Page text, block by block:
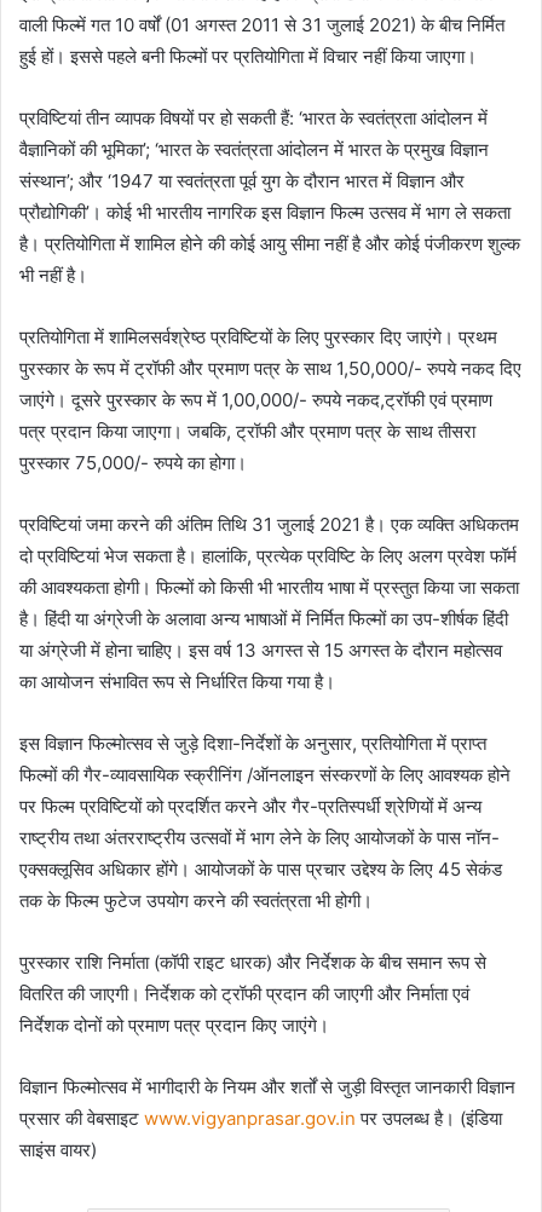
वाली फिल्में गत 10 वर्षों (01 अगस्त 2011 से 31 जुलाई 2021) के बीच निर्मित
हुई हों। इससे पहले बनी फिल्मों पर प्रतियोगिता में विचार नहीं किया जाएगा।
प्रविष्टियां तीन व्यापक विषयों पर हो सकती हैं: ‘भारत के स्वतंत्रता आंदोलन में
वैज्ञानिकों की भूमिका’; ‘भारत के स्वतंत्रता आंदोलन में भारत के प्रमुख विज्ञान
संस्थान’; और ‘1947 या स्वतंत्रता पूर्व युग के दौरान भारत में विज्ञान और
प्रौद्योगिकी’। कोई भी भारतीय नागरिक इस विज्ञान फिल्म उत्सव में भाग ले सकता
है। प्रतियोगिता में शामिल होने की कोई आयु सीमा नहीं है और कोई पंजीकरण शुल्क
भी नहीं है।
प्रतियोगिता में शामिलसर्वश्रेष्ठ प्रविष्टियों के लिए पुरस्कार दिए जाएंगे। प्रथम
पुरस्कार के रूप में ट्रॉफी और प्रमाण पत्र के साथ 1,50,000/- रुपये नकद दिए
जाएंगे। दूसरे पुरस्कार के रूप में 1,00,000/- रुपये नकद,ट्रॉफी एवं प्रमाण
पत्र प्रदान किया जाएगा। जबकि, ट्रॉफी और प्रमाण पत्र के साथ तीसरा
पुरस्कार 75,000/- रुपये का होगा।
प्रविष्टियां जमा करने की अंतिम तिथि 31 जुलाई 2021 है। एक व्यक्ति अधिकतम
दो प्रविष्टियां भेज सकता है। हालांकि, प्रत्येक प्रविष्टि के लिए अलग प्रवेश फॉर्म
की आवश्यकता होगी। फिल्मों को किसी भी भारतीय भाषा में प्रस्तुत किया जा सकता
है। हिंदी या अंग्रेजी के अलावा अन्य भाषाओं में निर्मित फिल्मों का उप-शीर्षक हिंदी
या अंग्रेजी में होना चाहिए। इस वर्ष 13 अगस्त से 15 अगस्त के दौरान महोत्सव
का आयोजन संभावित रूप से निर्धारित किया गया है।
इस विज्ञान फिल्मोत्सव से जुड़े दिशा-निर्देशों के अनुसार, प्रतियोगिता में प्राप्त
फिल्मों की गैर-व्यावसायिक स्क्रीनिंग /ऑनलाइन संस्करणों के लिए आवश्यक होने
पर फिल्म प्रविष्टियों को प्रदर्शित करने और गैर-प्रतिस्पर्धी श्रेणियों में अन्य
राष्ट्रीय तथा अंतरराष्ट्रीय उत्सवों में भाग लेने के लिए आयोजकों के पास नॉन-
एक्सक्लूसिव अधिकार होंगे। आयोजकों के पास प्रचार उद्देश्य के लिए 45 सेकंड
तक के फिल्म फुटेज उपयोग करने की स्वतंत्रता भी होगी।
पुरस्कार राशि निर्माता (कॉपी राइट धारक) और निर्देशक के बीच समान रूप से
वितरित की जाएगी। निर्देशक को ट्रॉफी प्रदान की जाएगी और निर्माता एवं
निर्देशक दोनों को प्रमाण पत्र प्रदान किए जाएंगे।
विज्ञान फिल्मोत्सव में भागीदारी के नियम और शर्तों से जुड़ी विस्तृत जानकारी विज्ञान
प्रसार की वेबसाइट www.vigyanprasar.gov.in पर उपलब्ध है। (इंडिया
साइंस वायर)